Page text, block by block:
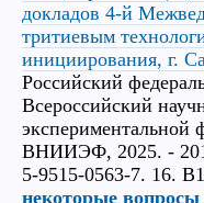
докладов 4-й
тритиевым
инициирования, г.
Российский
Всероссийский
ВНИИЭФ, 2025. -
5-9515-0563-7. 16.
некоторые вопросы